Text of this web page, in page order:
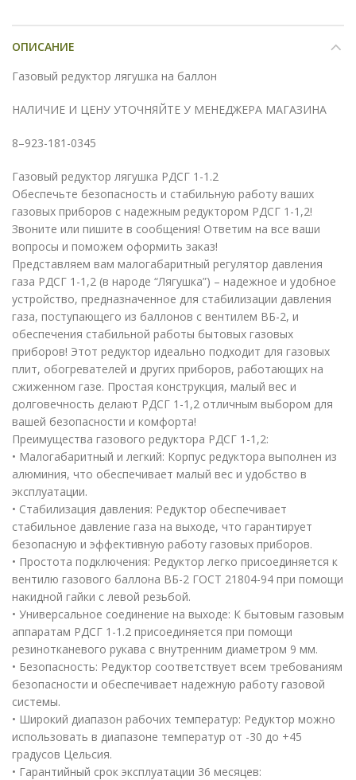
ОПИСАНИЕ
Газовый редуктор лягушка на баллон
НАЛИЧИЕ И ЦЕНУ УТОЧНЯЙТЕ У МЕНЕДЖЕРА МАГАЗИНА
8–923-181-0345
Газовый редуктор лягушка РДСГ 1-1.2
Обеспечьте безопасность и стабильную работу ваших
газовых приборов с надежным редуктором РДСГ 1-1,2!
Звоните или пишите в сообщения! Ответим на все ваши
вопросы и поможем оформить заказ!
Представляем вам малогабаритный регулятор давления
газа РДСГ 1-1,2 (в народе “Лягушка”) – надежное и удобное
устройство, предназначенное для стабилизации давления
газа, поступающего из баллонов с вентилем ВБ-2, и
обеспечения стабильной работы бытовых газовых
приборов! Этот редуктор идеально подходит для газовых
плит, обогревателей и других приборов, работающих на
сжиженном газе. Простая конструкция, малый вес и
долговечность делают РДСГ 1-1,2 отличным выбором для
вашей безопасности и комфорта!
Преимущества газового редуктора РДСГ 1-1,2:
• Малогабаритный и легкий: Корпус редуктора выполнен из
алюминия, что обеспечивает малый вес и удобство в
эксплуатации.
• Стабилизация давления: Редуктор обеспечивает
стабильное давление газа на выходе, что гарантирует
безопасную и эффективную работу газовых приборов.
• Простота подключения: Редуктор легко присоединяется к
вентилю газового баллона ВБ-2 ГОСТ 21804-94 при помощи
накидной гайки с левой резьбой.
• Универсальное соединение на выходе: К бытовым газовым
аппаратам РДСГ 1-1.2 присоединяется при помощи
резинотканевого рукава с внутренним диаметром 9 мм.
• Безопасность: Редуктор соответствует всем требованиям
безопасности и обеспечивает надежную работу газовой
системы.
• Широкий диапазон рабочих температур: Редуктор можно
использовать в диапазоне температур от -30 до +45
градусов Цельсия.
• Гарантийный срок эксплуатации 36 месяцев: